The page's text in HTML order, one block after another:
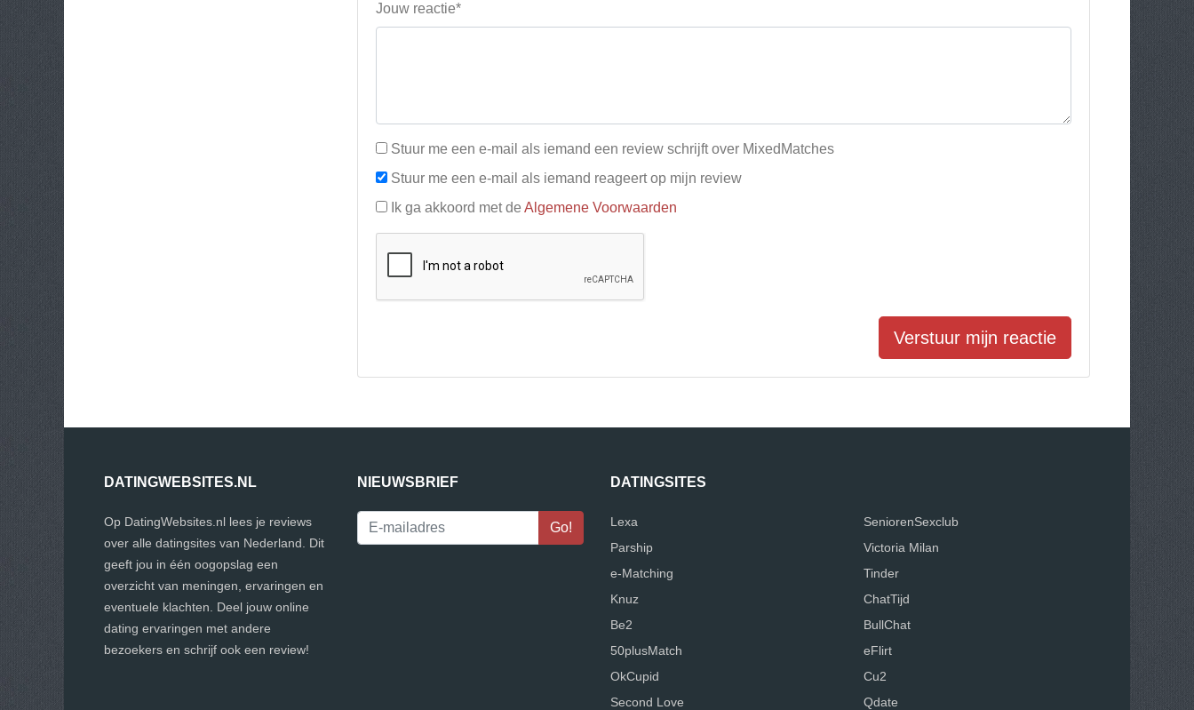
Jouw reactie*
Stuur me een e-mail als iemand een review schrijft over MixedMatches
Stuur me een e-mail als iemand reageert op mijn review
Ik ga akkoord met de Algemene Voorwaarden
Verstuur mijn reactie
DATINGWEBSITES.NL
Op DatingWebsites.nl lees je reviews
over alle datingsites van Nederland. Dit
geeft jou in één oogopslag een
overzicht van meningen, ervaringen en
eventuele klachten. Deel jouw online
dating ervaringen met andere
bezoekers en schrijf ook een review!
NIEUWSBRIEF DATINGSITES
Lexa
Parship
e-Matching
Knuz
Be2
50plusMatch
OkCupid
Second Love
SeniorenSexclub
Victoria Milan
Tinder
ChatTijd
BullChat
eFlirt
Cu2
Qdate